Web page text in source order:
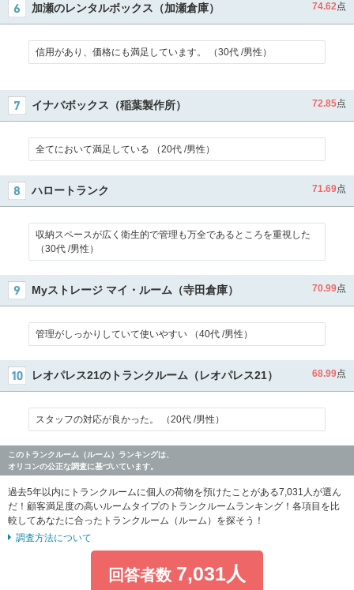
加瀬のレンタルボックス（加瀬倉庫） 74.62点
信用があり、価格にも満足しています。 （30代 /男性）
イナバボックス（稲葉製作所） 72.85点
全てにおいて満足している （20代 /男性）
ハロートランク 71.69点
収納スペースが広く衛生的で管理も万全であるところを重視した
（30代 /男性）
Myストレージ マイ・ルーム（寺田倉庫） 70.99点
管理がしっかりしていて使いやすい （40代 /男性）
レオパレス21のトランクルーム（レオパレス21） 68.99点
スタッフの対応が良かった。 （20代 /男性）
このトランクルーム（ルーム）ランキングは、
オリコンの公正な調査に基づいています。
過去5年以内にトランクルームに個人の荷物を預けたことがある7,031人が選ん
だ！顧客満足度の高いルームタイプのトランクルームランキング！各項目を比
較してあなたに合ったトランクルーム（ルーム）を探そう！
調査方法について
回答者数 7,031人